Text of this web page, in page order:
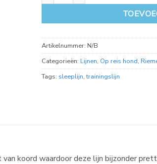
Artikelnummer: N/B
Categorieën: Lijnen, Op reis hond,
Tags: sleeplijn,trainingslijn
koord waardoor deze lijn bijzonder